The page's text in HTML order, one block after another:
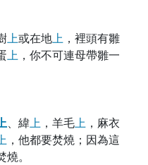
上或在地上 ，裡頭有雛
上 ，你不可連母帶雛一
、緯上 ，羊毛上 ，麻衣
，他都要焚燒；因為這
。